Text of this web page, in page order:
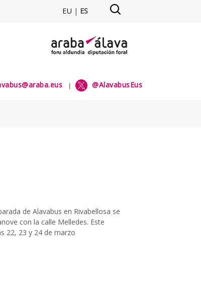
EU | ES
| @AlavabusEus
de Alavabus en Rivabellosa se
con la calle Melledes. Este
22, 23 y 24 de marzo